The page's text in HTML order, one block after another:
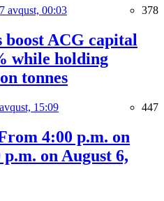
avqust, 00:03 378
boost ACG capital
while holding
tonnes
15:09 447
4:00 p.m. on
on August 6,